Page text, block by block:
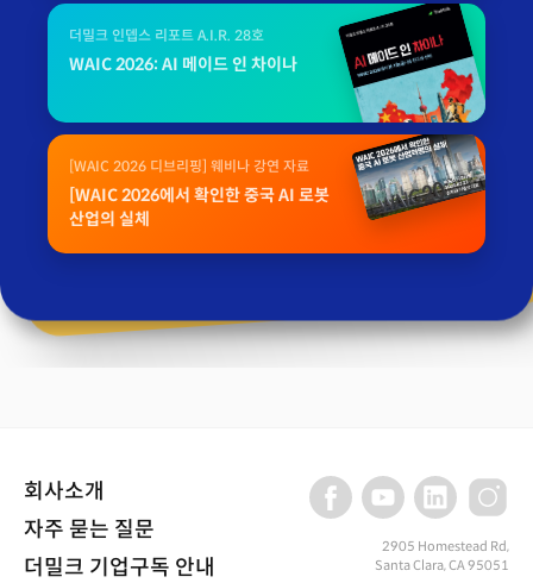
더밀크 인뎁스 리포트 A.I.R. 28호
WAIC 2026: AI 메이드 인 차이나
[WAIC 2026 디브리핑] 웨비나 강연 자료
[WAIC 2026에서 확인한 중국 AI 로봇
산업의 실체
회사소개
자주 묻는 질문
더밀크 기업구독 안내
2905 Homestead Rd,
Santa Clara, CA 95051